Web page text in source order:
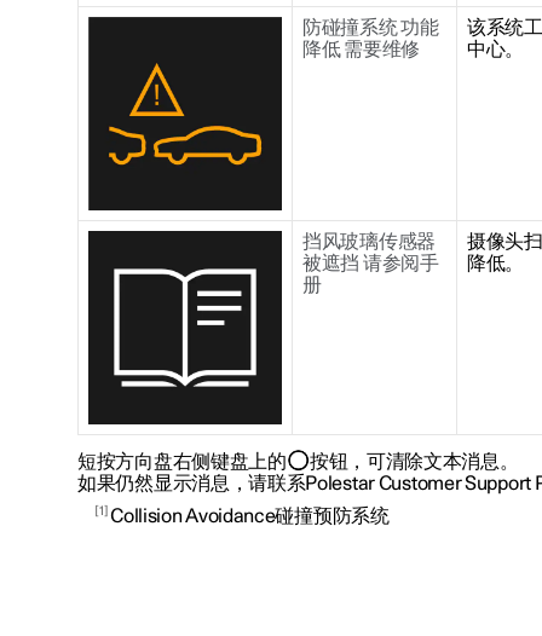
防碰撞系统 功能
降低 需要维修
该系统
中心。
挡风玻璃传感器
被遮挡 请参阅手
册
摄像头
降低。
短按方向盘右侧键盘上的
按钮，可清除文本消息。
如果仍然显示消息，请联系Polestar Customer Support
1 Collision Avoidance碰撞预防系统